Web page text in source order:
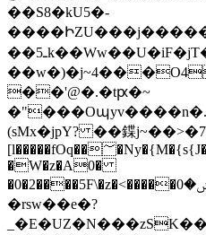
��S8�kU5�-
��5ـk��Ww��U�iF�jT��-
��'@�.�tԗ�~
(sMx�jpY? ��鍱j~��>�ݪ7O/�`Uӯ��U :
[l�����fOq��؅�Ny�{M�{s{J�=_F�*��������
�W�z�A0�
�0�2����5F\�z�<�����ݭ�0U�p���ѐ�r
�rsw��e�?